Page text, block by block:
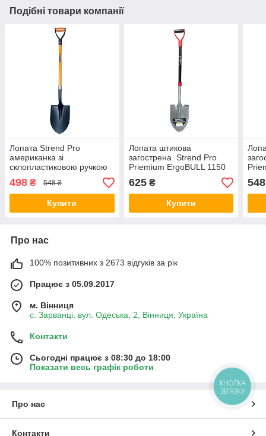
Подібні товари компанії
Лопата Strend Pro
американка зі
склопластиковою ручкою
(211443) Словаччина
498 ₴ 548 ₴
Купити
Лопата штикова
загострена Strend Pro
Priemium ErgoBULL 1150
мм з склопластиковою
ручкою (2110369)
Словаччина
625₴
Купити
548
Про нас
100% позитивних з 2673 відгуків за рік
Працює з 05.09.2017
м. Вінниця
с. Зарванці, вул. Одеська, 2, Вінниця, Україна
Контакти
Сьогодні працює з 08:30 до 18:00
Показати весь графік роботи
Про нас
Контакти
КНОПКА
ЗВ'ЯЗКУ